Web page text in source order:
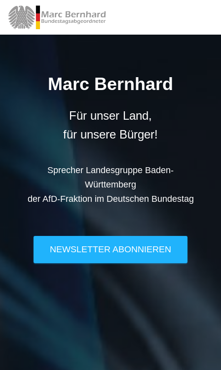
Marc Bernhard
Für unser Land,
für unsere Bürger!
Sprecher Landesgruppe Baden-
Württemberg
der AfD-Fraktion im Deutschen Bundestag
NEWSLETTER ABONNIEREN